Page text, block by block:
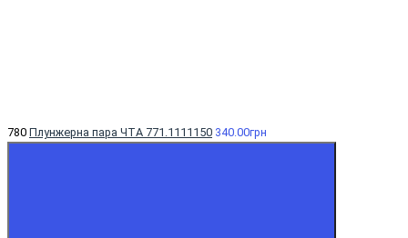
780 Плунжерна пара ЧТА 771.1111150 340.00грн